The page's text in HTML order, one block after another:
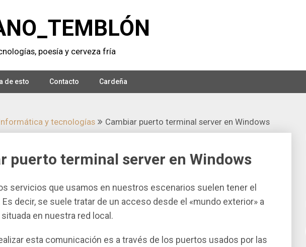
poesí­a y cerveza frí­a
de esto Contacto Cardeña
y tecnologí­as Cambiar puerto terminal server en Windows
puerto terminal server en Windows
servicios que usamos en nuestros escenarios suelen tener el
decir, se suele tratar de un acceso desde el «mundo exterior» a
en nuestra red local.
esta comunicación es a través de los puertos usados por las